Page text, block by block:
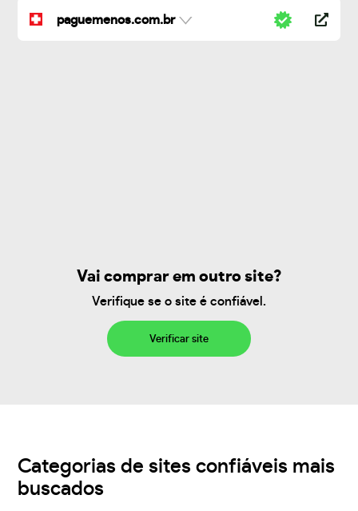
paguemenos.com.br
Vai comprar em outro site?
Verifique se o site é confiável.
Verificar site
Categorias de sites confiáveis mais
buscados